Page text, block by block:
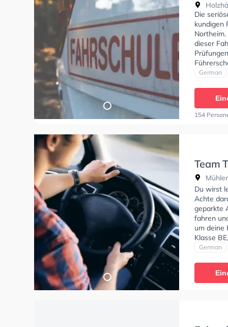
Die
kundigen
dieser
Sie
German
154
Team
Du wirst
Achte
geparkte
fahren
um deine
Klasse
B-
German